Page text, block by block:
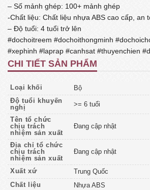
– Số mảnh ghép: 100+ mảnh ghép
-Chất liệu: Chất liệu nhựa ABS cao cấp, an
– Độ tuổi: 4 tuổi trở lên
#dochoitreem #dochoithongminh
#xephinh #laprap #canhsat #thuyenchien
CHI TIẾT SẢN PHẨM
Loại khối
Bộ
Độ tuổi khuyến
nghị
>= 6 tuổi
Tên tổ chức
chịu trách
nhiệm sản xuất
Đang cập nhật
Địa chỉ tổ chức
chịu trách
nhiệm sản xuất
Đang cập nhật
Xuất xứ
Trung Quốc
Chất liệu
Nhựa ABS